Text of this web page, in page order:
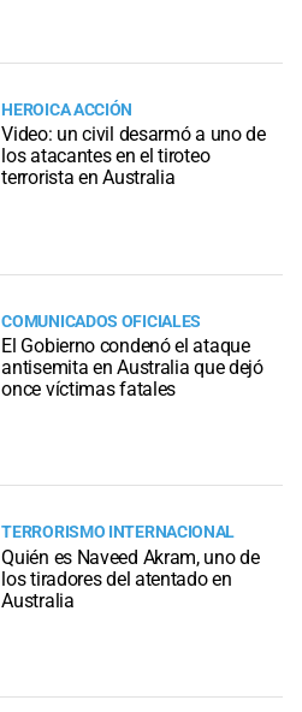
HEROICA ACCIÓN
Video: un civil desarmó a uno de
los atacantes en el tiroteo
terrorista en Australia
COMUNICADOS OFICIALES
El Gobierno condenó el ataque
antisemita en Australia que dejó
once víctimas fatales
TERRORISMO INTERNACIONAL
Quién es Naveed Akram, uno de
los tiradores del atentado en
Australia